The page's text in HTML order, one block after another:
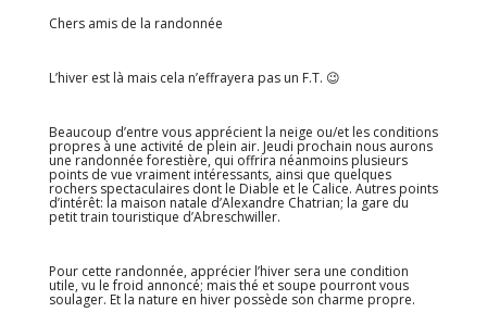
Chers amis de la randonnée
L’hiver est là mais cela n’effrayera pas un F.T. 😉
Beaucoup d’entre vous apprécient la neige ou/et les conditions
propres à une activité de plein air. Jeudi prochain nous aurons
une randonnée forestière, qui offrira néanmoins plusieurs
points de vue vraiment intéressants, ainsi que quelques
rochers spectaculaires dont le Diable et le Calice. Autres points
d’intérêt: la maison natale d’Alexandre Chatrian; la gare du
petit train touristique d’Abreschwiller.
Pour cette randonnée, apprécier l’hiver sera une condition
utile, vu le froid annoncé; mais thé et soupe pourront vous
soulager. Et la nature en hiver possède son charme propre.